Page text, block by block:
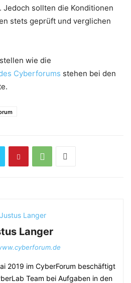
sollten die Konditionen
stets geprüft und verglichen
wie die
Cyberforums stehen bei den
Langer
2019 im CyberForum beschäftigt
Team bei Aufgaben in den